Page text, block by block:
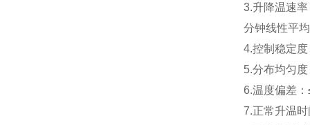
3.升降温速
分钟线性平
4.控制稳定
5.分布均匀
6.温度偏差
7.正常升温